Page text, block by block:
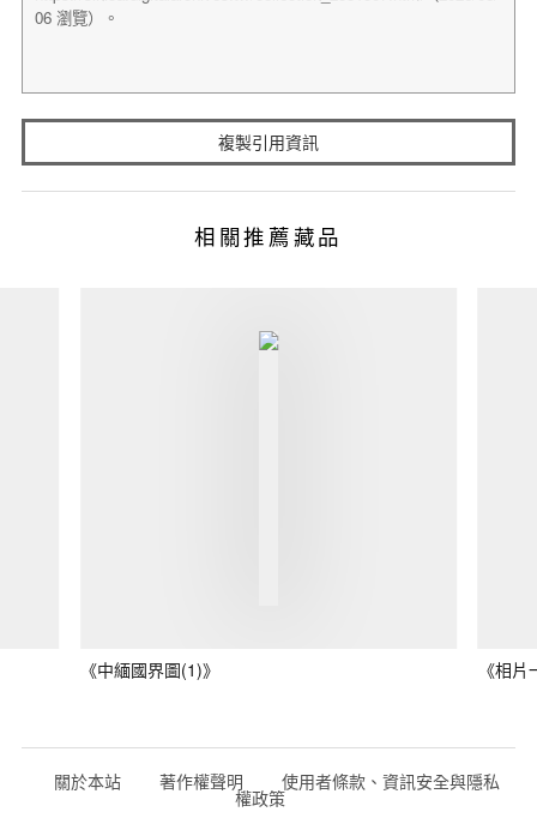
複製引用資訊
相關推薦藏品
《中緬國界圖(1)》 《相
關於本站 著作權聲明 使用者條款、資訊安全與隱私
權政策